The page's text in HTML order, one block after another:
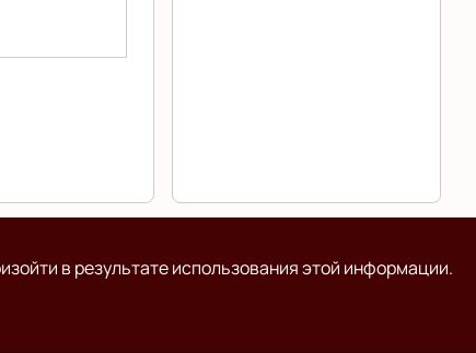
в результате использования этой информации.